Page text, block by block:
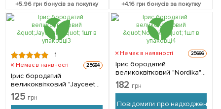
+5.96 грн бонусів за покупку +4.16грн бонусів за покупку
1
Немає в наявності 25694
Ірис бородатий
великоквітковий "Jayceete"
1шт в упаковці
125 грн
Немає в наявності 25696
Ірис бородатий
великоквітковий "Nordika"
1шт в упаковці
182 грн
Повідомити про надходження